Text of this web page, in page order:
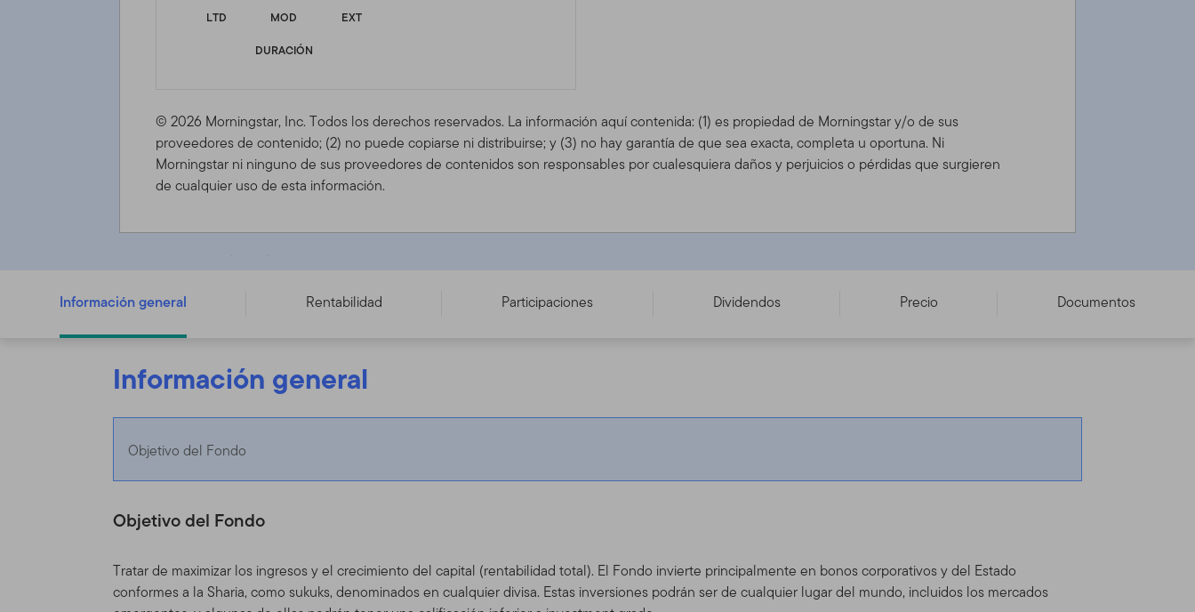
LTD MOD
EXT
DURACIÓN
© 2026 Morningstar, Inc. Todos los derechos reservados. La información aquí contenida: (1) es propiedad de Morningstar y/o de sus
proveedores de contenido; (2) no puede copiarse ni distribuirse; y (3) no hay garantía de que sea exacta, completa u oportuna. Ni
Morningstar ni ninguno de sus proveedores de contenidos son responsables por cualesquiera daños y perjuicios o pérdidas que surgieren
de cualquier uso de esta información.
Información general Rentabilidad Participaciones Dividendos Precio Documentos
Información general
Objetivo del Fondo
Objetivo del Fondo
Tratar de maximizar los ingresos y el crecimiento del capital (rentabilidad total). El Fondo invierte principalmente en bonos corporativos y del Estado
conformes a la Sharia, como sukuks, denominados en cualquier divisa. Estas inversiones podrán ser de cualquier lugar del mundo, incluidos los mercados